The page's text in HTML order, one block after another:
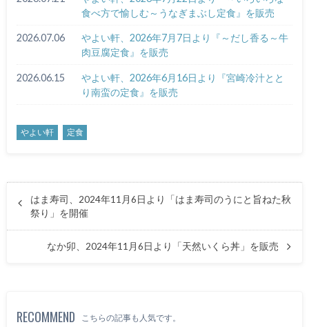
食べ方で愉しむ～うなぎまぶし定食』を販売
2026.07.06
やよい軒、2026年7月7日より『～だし香る～牛
肉豆腐定食』を販売
2026.06.15
やよい軒、2026年6月16日より『宮崎冷汁とと
り南蛮の定食』を販売
やよい軒 定食
はま寿司、2024年11月6日より「はま寿司のうにと旨ねた秋
祭り」を開催
なか卯、2024年11月6日より「天然いくら丼」を販売
RECOMMEND こちらの記事も人気です。